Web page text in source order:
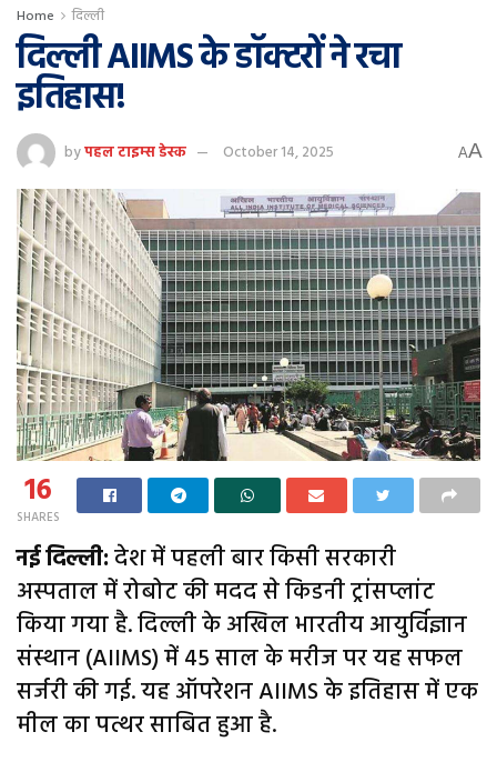
Home दिल्ली
दिल्ली AIIMS के डॉक्टरों ने रचा
इतिहास!
byपहल टाइम्स डेस्क October 14, 2025 AA
16
SHARES
नई दिल्ली:देश में पहली बार किसी सरकारी
अस्पताल में रोबोट की मदद से किडनी ट्रांसप्लांट
किया गया है. दिल्ली के अखिल भारतीय आयुर्विज्ञान
संस्थान (AIIMS) में 45 साल के मरीज पर यह सफल
सर्जरी की गई. यह ऑपरेशन AIIMS के इतिहास में एक
मील का पत्थर साबित हुआ है.